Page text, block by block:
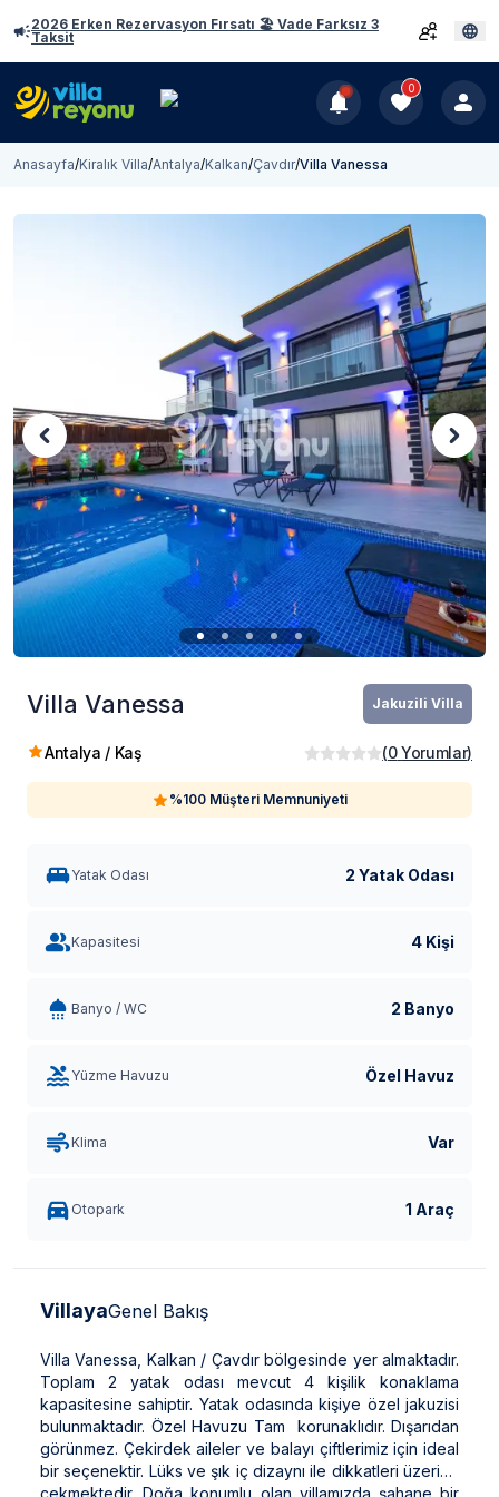
2026 Erken Rezervasyon Fırsatı 🏖️ Vade Farksız 3
Taksit
0
Anasayfa/Kiralık Villa/Antalya/Kalkan/Çavdır/Villa Vanessa
Villa Vanessa Jakuzili Villa
Antalya / Kaş (0 Yorumlar)
%100 Müşteri Memnuniyeti
Yatak Odası 2 Yatak Odası
Kapasitesi 4 Kişi
Banyo / WC 2 Banyo
Yüzme Havuzu Özel Havuz
Klima Var
Otopark 1 Araç
VillayaGenel Bakış
Villa Vanessa, Kalkan / Çavdır bölgesinde yer almaktadır.
Toplam 2 yatak odası mevcut 4 kişilik konaklama
kapasitesine sahiptir. Yatak odasında kişiye özel jakuzisi
bulunmaktadır. Özel Havuzu Tam korunaklıdır. Dışarıdan
görünmez. Çekirdek aileler ve balayı çiftlerimiz için ideal
bir seçenektir. Lüks ve şık iç dizaynı ile dikkatleri üzerine
çekmektedir. Doğa konumlu olan villamızda şahane bir